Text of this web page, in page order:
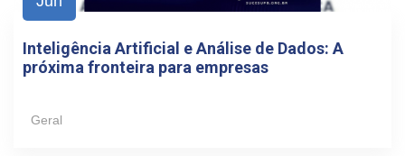
Inteligência Artificial e Análise de Dados: A
próxima fronteira para empresas
Geral